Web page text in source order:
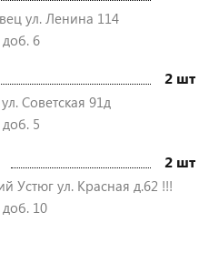
ул. Ленина 114
6
2 шт
Советская 91д
5
2 шт
Устюг ул. Красная д.62 !!!
10